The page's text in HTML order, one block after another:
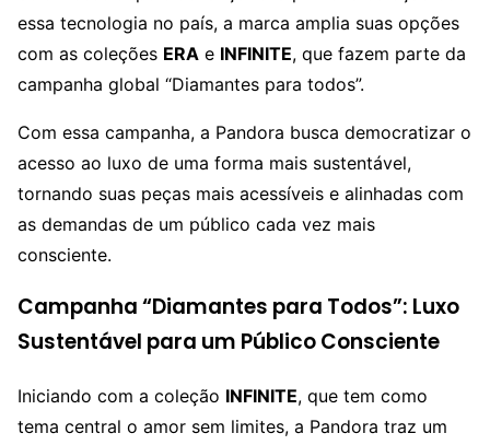
essa tecnologia no país, a marca amplia suas opções
com as coleções ERA e INFINITE, que fazem parte da
campanha global “Diamantes para todos”.
Com essa campanha, a Pandora busca democratizar o
acesso ao luxo de uma forma mais sustentável,
tornando suas peças mais acessíveis e alinhadas com
as demandas de um público cada vez mais
consciente.
Campanha “Diamantes para Todos”: Luxo
Sustentável para um Público Consciente
Iniciando com a coleção INFINITE, que tem como
tema central o amor sem limites, a Pandora traz um